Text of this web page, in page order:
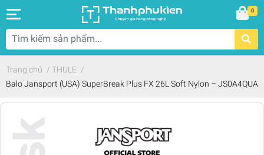
0
Trang chủ / THULE /
Balo Jansport (USA) SuperBreak Plus FX 26L Soft Nylon – JS0A4QUA